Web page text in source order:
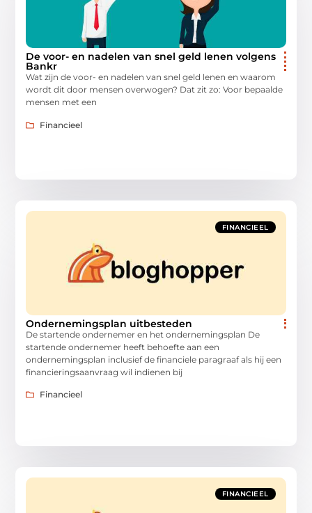
De voor- en nadelen van snel geld lenen volgens
Bankr
Wat zijn de voor- en nadelen van snel geld lenen en waarom
wordt dit door mensen overwogen? Dat zit zo: Voor bepaalde
mensen met een
Financieel
FINANCIEEL
Ondernemingsplan uitbesteden
De startende ondernemer en het ondernemingsplan De
startende ondernemer heeft behoefte aan een
ondernemingsplan inclusief de financiele paragraaf als hij een
financieringsaanvraag wil indienen bij
Financieel
FINANCIEEL